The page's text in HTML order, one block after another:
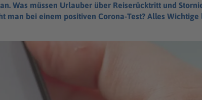
Was müssen Urlauber über Reiserücktritt und
man bei einem positiven Corona-Test? Alles Wichtige